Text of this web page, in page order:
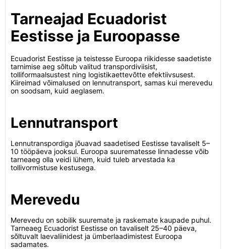
Tarneajad Ecuadorist
Eestisse ja Euroopasse
Ecuadorist Eestisse ja teistesse Euroopa riikidesse saadetiste
tarnimise aeg sõltub valitud transpordiviisist,
tolliformaalsustest ning logistikaettevõtte efektiivsusest.
Kiireimad võimalused on lennutransport, samas kui merevedu
on soodsam, kuid aeglasem.
Lennutransport
Lennutranspordiga jõuavad saadetised Eestisse tavaliselt 5–
10 tööpäeva jooksul. Euroopa suurematesse linnadesse võib
tarneaeg olla veidi lühem, kuid tuleb arvestada ka
tollivormistuse kestusega.
Merevedu
Merevedu on sobilik suuremate ja raskemate kaupade puhul.
Tarneaeg Ecuadorist Eestisse on tavaliselt 25–40 päeva,
sõltuvalt laevaliinidest ja ümberlaadimistest Euroopa
sadamates.